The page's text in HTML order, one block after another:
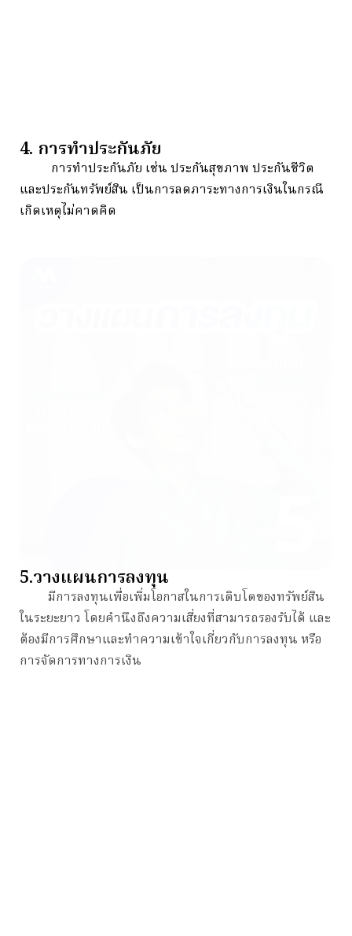
4. การทำประกันภัย
การทำประกันภัย เช่น ประกันสุขภาพ ประกันชีวิต
และประกันทรัพย์สิน เป็นการลดภาระทางการเงินในกรณี
เกิดเหตุไม่คาดคิด
5.วางแผนการลงทุน
มีการลงทุนเพื่อเพิ่มโอกาสในการเติบโตของทรัพย์สิน
ในระยะยาว โดยคำนึงถึงความเสี่ยงที่สามารถรองรับได้ และ
ต้องมีการศึกษาและทำความเข้าใจเกี่ยวกับการลงทุน หรือ
การจัดการทางการเงิน